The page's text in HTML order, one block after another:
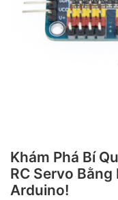
Khám Phá Bí
RC Servo Bằng
Arduino!